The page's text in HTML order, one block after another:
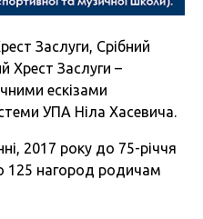
Заслуги, Срібний
Хрест Заслуги –
ескізами
УПА Ніла Хасевича.
2017 року до 75-річчя
125 нагород родичам